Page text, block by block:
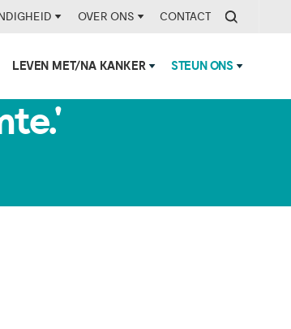
OVER ONS CONTACT
LEVEN MET/NA KANKER STEUN ONS